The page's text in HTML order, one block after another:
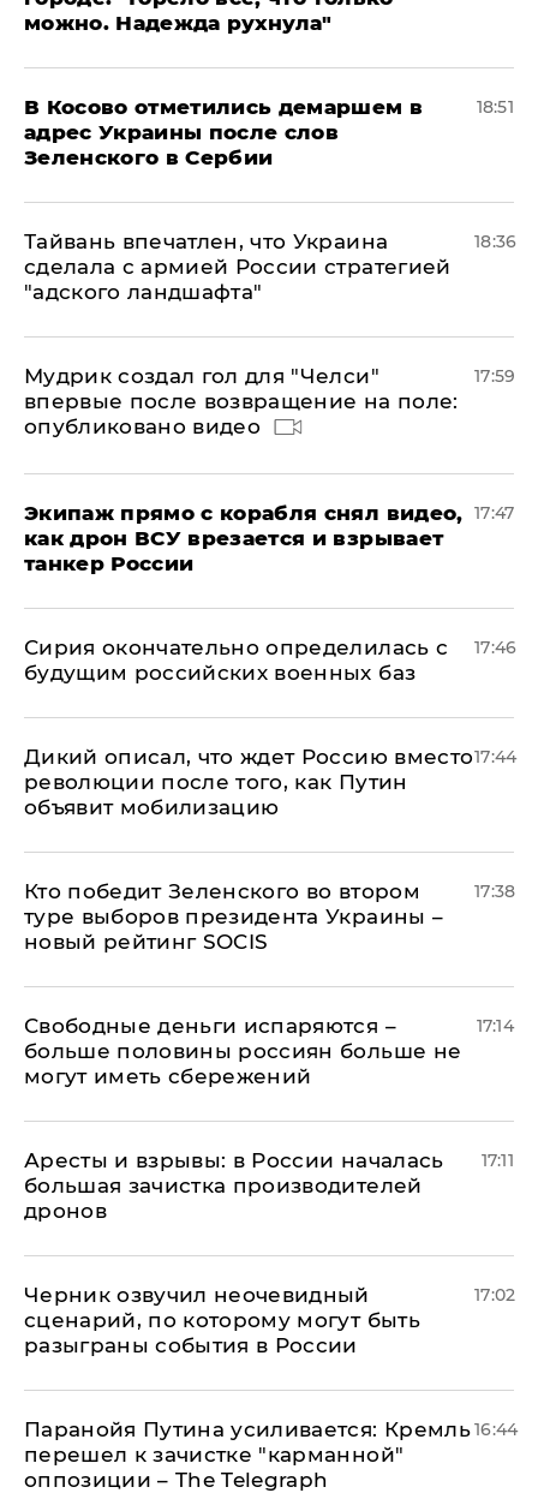
можно. Надежда рухнула"
В Косово отметились демаршем в
адрес Украины после слов
Зеленского в Сербии
18:51
Тайвань впечатлен, что Украина
сделала с армией России стратегией
"адского ландшафта"
18:36
Мудрик создал гол для "Челси"
впервые после возвращение на поле:
опубликовано видео
17:59
Экипаж прямо с корабля снял видео,
как дрон ВСУ врезается и взрывает
танкер России
17:47
Сирия окончательно определилась с
будущим российских военных баз
17:46
Дикий описал, что ждет Россию вместо
революции после того, как Путин
объявит мобилизацию
17:44
Кто победит Зеленского во втором
туре выборов президента Украины –
новый рейтинг SOCIS
17:38
Свободные деньги испаряются –
больше половины россиян больше не
могут иметь сбережений
17:14
Аресты и взрывы: в России началась
большая зачистка производителей
дронов
17:11
Черник озвучил неочевидный
сценарий, по которому могут быть
разыграны события в России
17:02
Паранойя Путина усиливается: Кремль
перешел к зачистке "карманной"
оппозиции – The Telegraph
16:44